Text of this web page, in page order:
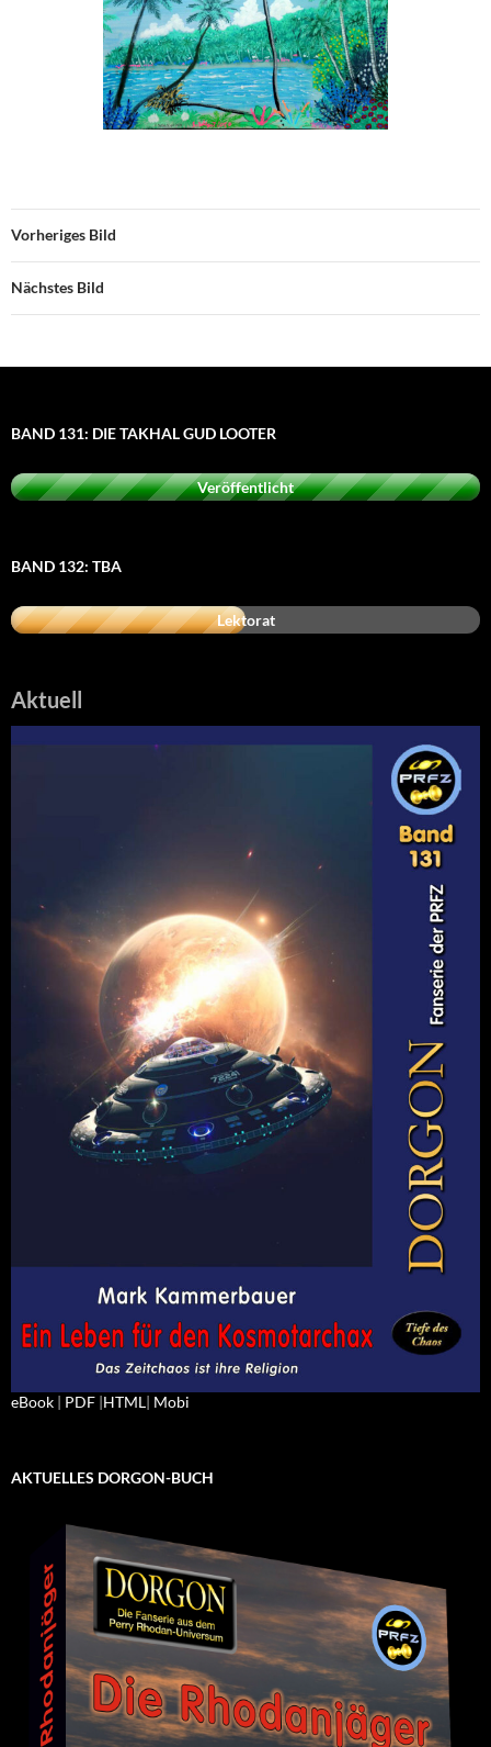
Vorheriges Bild
Nächstes Bild
BAND 131: DIE TAKHAL GUD LOOTER
Veröffentlicht
BAND 132: TBA
Lektorat
Aktuell
eBook | PDF |HTML| Mobi
AKTUELLES DORGON-BUCH